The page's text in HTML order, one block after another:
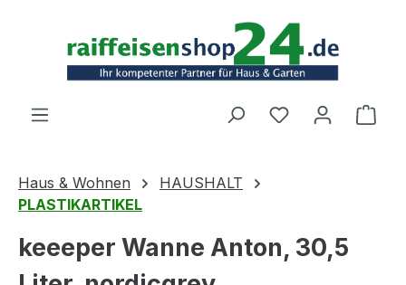
Haus & Wohnen
HAUSHALT
PLASTIKARTIKEL
keeeper Wanne Anton, 30,5